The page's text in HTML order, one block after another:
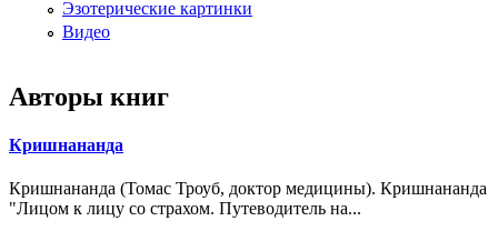
Эзотерические картинки
Видео
Авторы книг
Кришнананда
Кришнананда (Томас Троуб, доктор медицины). Кришнананда
"Лицом к лицу со страхом. Путеводитель на...